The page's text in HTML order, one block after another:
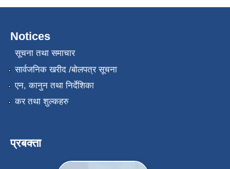
Notices
सूचना तथा समाचार
सार्वजनिक खरीद /बोलपत्र सूचना
एन, कानुन तथा निर्देशिका
कर तथा शुल्कहरु
प्रबक्ता